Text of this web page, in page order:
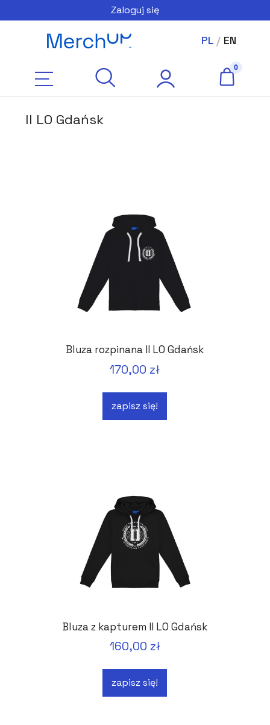
Zaloguj się
PL/ EN
II LO Gdańsk
Bluza rozpinana II LO Gdańsk
170,00 zł
zapisz się!
Bluza z kapturem II LO Gdańsk
160,00 zł
zapisz się!